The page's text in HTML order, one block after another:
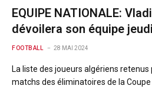
EQUIPE NATIONALE:
dévoilera son équipe jeudi
FOOTBALL 28 MAI 2024
La liste des joueurs algériens retenus
matchs des éliminatoires de la